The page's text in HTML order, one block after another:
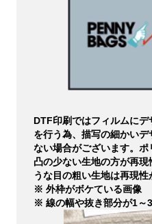
DTF印刷ではフィルムに
を行う為、描写の細かい
ない場合がございます。
凸の少ない生地の方が再
うな目の粗い生地は再現性
※ 外枠がボケている画像
※ 線の幅や抜き部分が1～